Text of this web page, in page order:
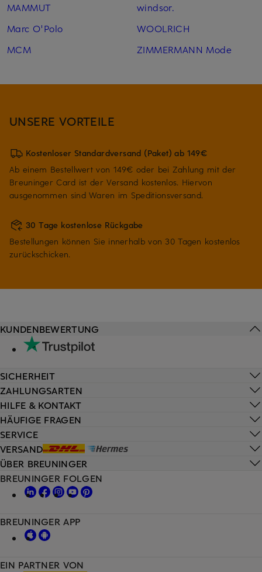
MAMMUT
Marc O'Polo
MCM
windsor.
WOOLRICH
ZIMMERMANN Mode
UNSERE VORTEILE
Kostenloser Standardversand (Paket) ab 149€
Ab einem Bestellwert von 149€ oder bei Zahlung mit der
Breuninger Card ist der Versand kostenlos. Hiervon
ausgenommen sind Waren im Speditionsversand.
30 Tage kostenlose Rückgabe
Bestellungen können Sie innerhalb von 30 Tagen kostenlos
zurückschicken.
HILFE & KONTAKT
HÄUFIGE FRAGEN
SERVICE
VERSAND
KUNDENBEWERTUNG
SICHERHEIT
ZAHLUNGSARTEN
ÜBER BREUNINGER
EIN PARTNER VON
BREUNINGER FOLGEN
BREUNINGER APP